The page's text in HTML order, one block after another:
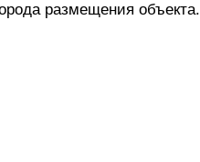
размещения объекта.